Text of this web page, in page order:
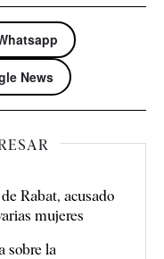
News
Rabat, acusado
mujeres
sobre la